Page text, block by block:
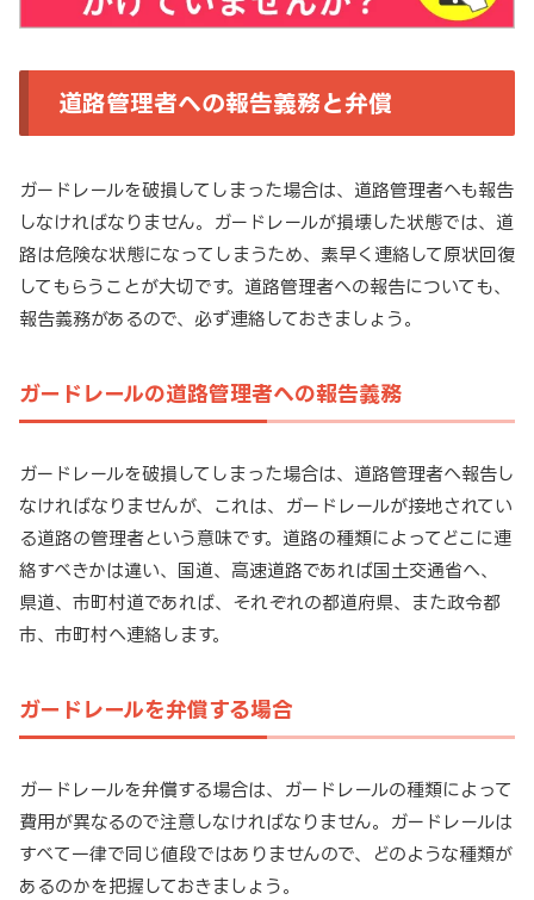
道路管理者への報告義務と弁償
ガードレールを破損してしまった場合は、道路管理者へも報告
しなければなりません。ガードレールが損壊した状態では、道
路は危険な状態になってしまうため、素早く連絡して原状回復
してもらうことが大切です。道路管理者への報告についても、
報告義務があるので、必ず連絡しておきましょう。
ガードレールの道路管理者への報告義務
ガードレールを破損してしまった場合は、道路管理者へ報告し
なければなりませんが、これは、ガードレールが接地されてい
る道路の管理者という意味です。道路の種類によってどこに連
絡すべきかは違い、国道、高速道路であれば国土交通省へ、
県道、市町村道であれば、それぞれの都道府県、また政令都
市、市町村へ連絡します。
ガードレールを弁償する場合
ガードレールを弁償する場合は、ガードレールの種類によって
費用が異なるので注意しなければなりません。ガードレールは
すべて一律で同じ値段ではありませんので、どのような種類が
あるのかを把握しておきましょう。